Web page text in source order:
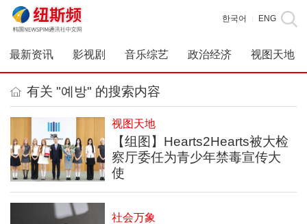
한국어 ENG
最新资讯 影视剧 音乐综艺 政治经济 视图天地
有关 "예방" 的搜索内容
视图天地
【组图】Hearts2Hearts被大检
察厅委任为青少年禁毒宣传大
使
社会万象